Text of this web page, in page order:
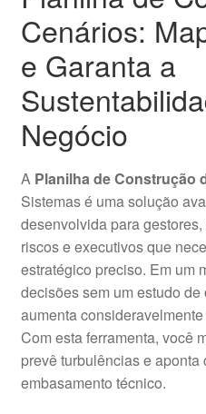
Cenários:
e Garanta a
Negócio
A Planilha de Construção
Sistemas é uma solução
desenvolvida para
riscos e executivos que
estratégico preciso. Em um
decisões sem um estudo de
aumenta
Com esta ferramenta, você
prevê turbulências e
embasamento técnico.